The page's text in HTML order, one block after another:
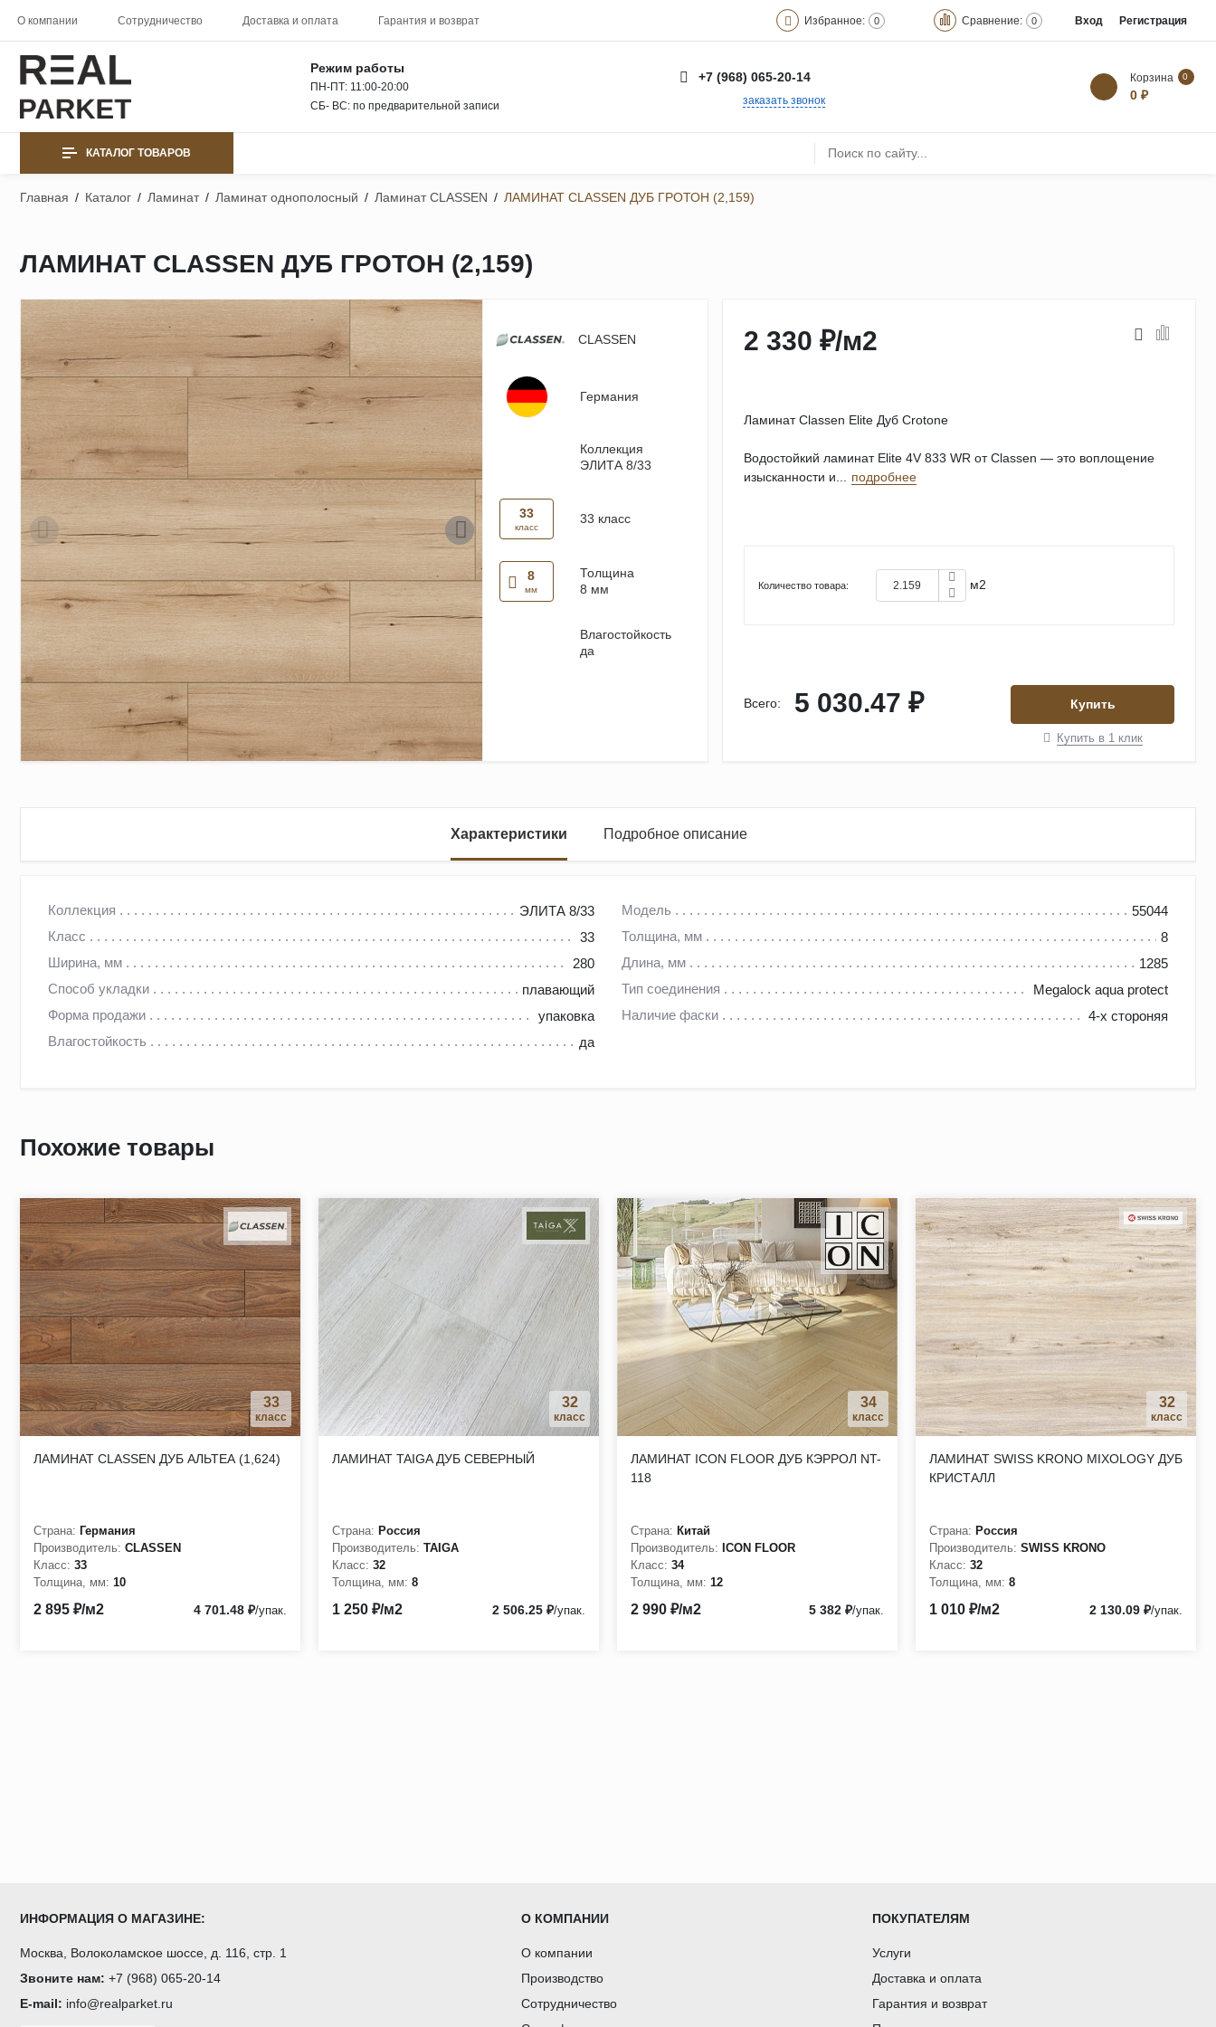
О компании Сотрудничество Доставка и оплата Гарантия и возврат Избранное: 0 Сравнение: 0 Вход Регистрация
Режим работы
ПН-ПТ: 11:00-20:00
СБ- ВС: по предварительной записи
+7 (968) 065-20-14
заказать звонок
Корзина 0
0 ₽
КАТАЛОГ ТОВАРОВ
Главная / Каталог / Ламинат / Ламинат однополосный / Ламинат CLASSEN / ЛАМИНАТ CLASSEN ДУБ ГРОТОН (2,159)
ЛАМИНАТ CLASSEN ДУБ ГРОТОН (2,159)
CLASSEN
Германия
Коллекция
ЭЛИТА 8/33
33
класс
33 класс
8
мм
Толщина
8 мм
Влагостойкость
да
2 330 ₽/м2
Ламинат Classen Elite Дуб Crotone
Водостойкий ламинат Elite 4V 833 WR от Classen — это воплощение
изысканности и...
подробнее
Количество товара: м2
Всего: 5 030.47 ₽ Купить
Купить в 1 клик
Характеристики Подробное описание
Коллекция ЭЛИТА 8/33 Модель
55044
Класс
33 Толщина, мм
8
Ширина, мм
280 Длина, мм
1285
Способ укладки
плавающий Тип соединения
Megalock aqua protect
Форма продажи
упаковка Наличие фаски
4-х стороняя
Влагостойкость
да
его визуальной привлекательности, но и в исключительной прочности и качестве. Благодаря водостойкости, ламинат сохраняет стабильность даже после 48 часового контакта со
стоячей водой. Такая особенности позволяет укладывать ламинат в помещениях с высокой влажностью и интенсивной проходимостью.
Похожие товары
33
класс
ЛАМИНАТ CLASSEN ДУБ АЛЬТЕА (1,624)
Страна: Германия
Производитель: CLASSEN
Класс: 33
Толщина, мм: 10
2 895 ₽/м2 4 701.48 ₽/упак.
32
класс
ЛАМИНАТ TAIGA ДУБ СЕВЕРНЫЙ
Страна: Россия
Производитель: TAIGA
Класс: 32
Толщина, мм: 8
1 250 ₽/м2 2 506.25 ₽/упак.
34
класс
ЛАМИНАТ ICON FLOOR ДУБ КЭРРОЛ NT-
118
Страна: Китай
Производитель: ICON FLOOR
Класс: 34
Толщина, мм: 12
2 990 ₽/м2 5 382 ₽/упак.
32
класс
ЛАМИНАТ SWISS KRONO MIXOLOGY ДУБ
КРИСТАЛЛ
Страна: Россия
Производитель: SWISS KRONO
Класс: 32
Толщина, мм: 8
1 010 ₽/м2 2 130.09 ₽/упак.
ИНФОРМАЦИЯ О МАГАЗИНЕ:
Москва, Волоколамское шоссе, д. 116, стр. 1
Звоните нам: +7 (968) 065-20-14
E-mail: info@realparket.ru
О КОМПАНИИ
О компании
Производство
Сотрудничество
ПОКУПАТЕЛЯМ
Услуги
Доставка и оплата
Гарантия и возврат